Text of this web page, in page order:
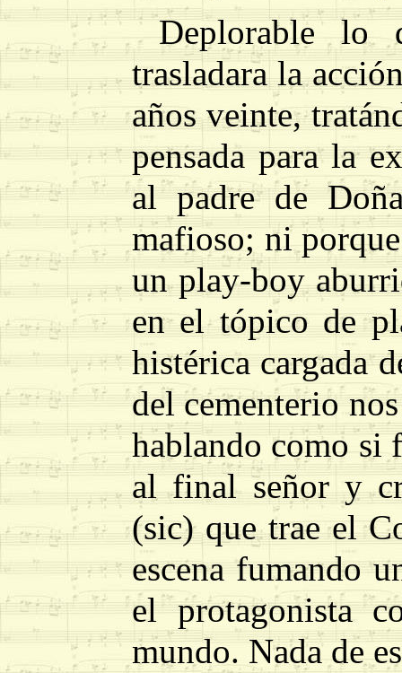
Deplorable lo
trasladara la
años veinte,
pensada para la
al padre de
mafioso; ni
un play-boy
en el tópico de
histérica cargada
del cementerio
hablando como si
al final señor y
(sic) que trae el
escena fumando
el protagonista
mundo. Nada de